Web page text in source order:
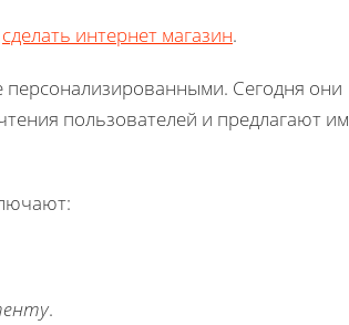
сделать интернет магазин.
персонализированными. Сегодня они
пользователей и предлагают им
.